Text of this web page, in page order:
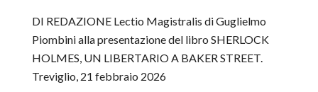
DI REDAZIONE Lectio Magistralis di Guglielmo
Piombini alla presentazione del libro SHERLOCK
HOLMES, UN LIBERTARIO A BAKER STREET.
Treviglio, 21 febbraio 2026